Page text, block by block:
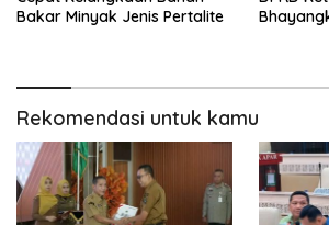
Bakar Minyak Jenis Pertalite
Rekomendasi untuk kamu